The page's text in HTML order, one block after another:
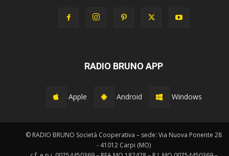
RADIO BRUNO APP
Apple Android Windows
© RADIO BRUNO Società Cooperativa – sede: Via Nuova Ponente 28
- 41012 Carpi (MO)